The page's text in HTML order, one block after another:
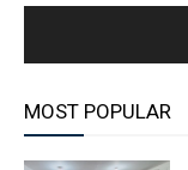
MOST POPULAR